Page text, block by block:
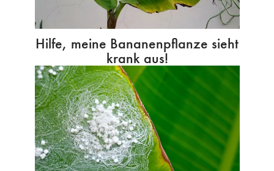
Hilfe, meine Bananenpflanze sieht
krank aus!